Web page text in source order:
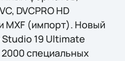
DVCPRO HD
MXF (импорт). Новый
19 Ultimate
специальных